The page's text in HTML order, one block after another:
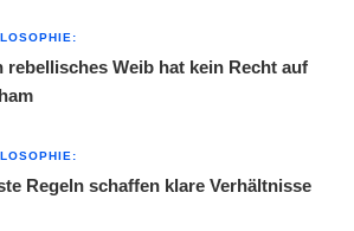
rebellisches Weib hat kein Recht auf
Regeln schaffen klare Verhältnisse